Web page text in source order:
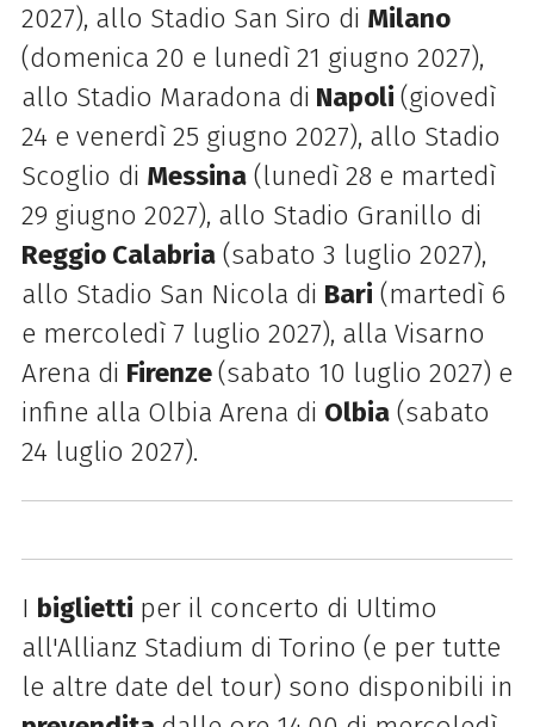
2027), allo Stadio San Siro di Milano
(domenica 20 e lunedì 21 giugno 2027),
allo Stadio Maradona di Napoli (giovedì
24 e venerdì 25 giugno 2027), allo Stadio
Scoglio di Messina(lunedì 28 e martedì
29 giugno 2027), allo Stadio Granillo di
Reggio Calabria(sabato 3 luglio 2027),
allo Stadio San Nicola di Bari (martedì 6
e mercoledì 7 luglio 2027), alla Visarno
Arena di Firenze(sabato 10 luglio 2027) e
infine alla Olbia Arena di Olbia(sabato
24 luglio 2027).
I biglietti per il concerto di Ultimo
all'Allianz Stadium di Torino (e per tutte
le altre date del tour) sono disponibili in